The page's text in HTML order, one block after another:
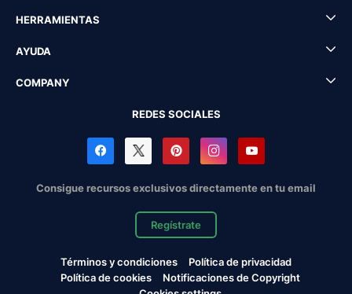
HERRAMIENTAS
AYUDA
COMPANY
REDES SOCIALES
Consigue recursos exclusivos directamente en tu email
Regístrate
Términos y condiciones
Política de privacidad
Política de cookies
Notificaciones de Copyright